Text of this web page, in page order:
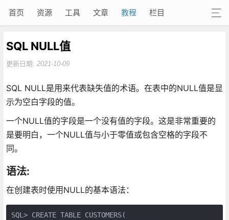
首页 资源 工具 文章 教程 栏目
SQL NULL值
更新日期: 2021-10-09
SQL NULL是用来代表缺失值的术语。在表中的NULL值是显
示为空白字段的值。
一个NULL值的字段是一个没有值的字段。这是非常重要的
是要明白，一个NULL值与小于零值或包含空格的字段不
同。
语法:
在创建表时使用NULL的基本语法：
SQL> CREATE TABLE CUSTOMERS(